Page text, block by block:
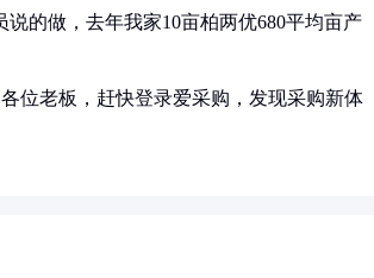
的做，去年我家10亩柏两优680平均亩产
位老板，赶快登录爱采购，发现采购新体